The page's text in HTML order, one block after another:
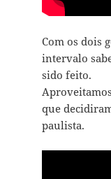
Com os dois
intervalo
sido feito.
que
paulista.